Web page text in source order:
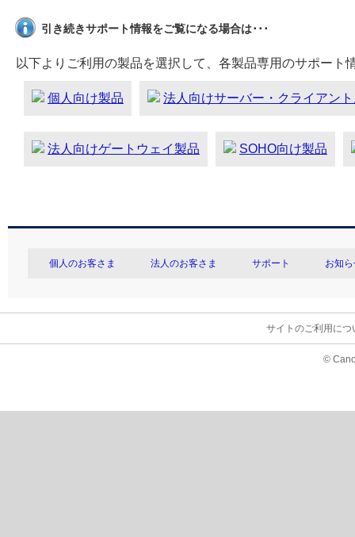
引き続きサポート情報をご覧になる場合は･･･
以下よりご利用の製品を選択して、各製品専用のサポート
個人向け製品 法人向けサーバー・クライアン
法人向けゲートウェイ製品 SOHO向け製品
個人のお客さま 法人のお客さま サポート お知
サイトのご利用につ
©